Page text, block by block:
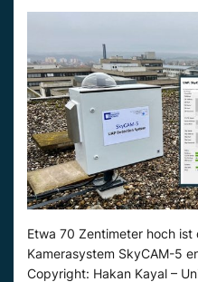
Etwa 70 Zentimeter hoch ist
Kamerasystem SkyCAM-5
Copyright: Hakan Kayal –